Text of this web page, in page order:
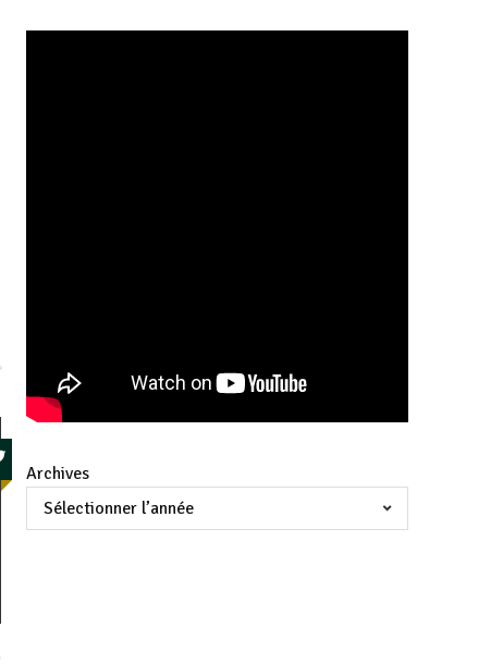
Archives